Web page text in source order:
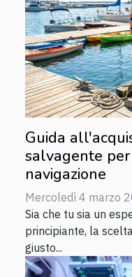
Guida
salvagente
navigazione
Mercoledì 4 marzo
Sia che tu sia un
principiante, la
giusto...